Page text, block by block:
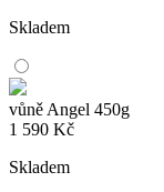
Skladem
vůně Angel 450g
1 590 Kč
Skladem